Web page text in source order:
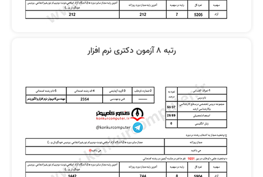
رتبه 8 آزمون دکتری نرم افزار